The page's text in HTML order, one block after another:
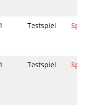
Testspiel
Testspiel